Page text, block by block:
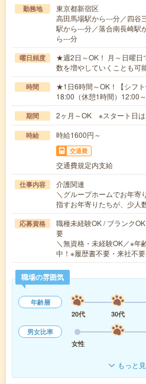
勤務地
東京都新宿区
高田馬場駅から---分／四谷
駅から---分／落合南長崎駅
ら---分
曜日頻度
★週2日～OK！ 月～日曜日
数を増やしていくことも可
時間
★1日6時間～OK！【シフ
18:00（休憩1時間）12:00
期間 2ヶ月～OK ※スタート日は
時給 時給1600円～
交通費
交通費規定内支給
仕事内容
介護関連
＼グループホームでお年寄
指すお年寄りたちが、少
応募資格
職種未経験OK / ブランク
要
＼無資格・未経験OK／※年
中！※履歴書不要・来社不
職場の雰囲気
年齢層
20代
30代
男女比率
女性
もっと